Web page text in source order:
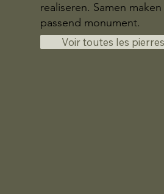
realiseren. Samen
passend monument.
Voir toutes les